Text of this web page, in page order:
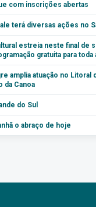
com inscrições abertas
terá diversas ações no
estreia neste final de
gratuita para toda
amplia atuação no Litoral
da Canoa
do Sul
o abraço de hoje